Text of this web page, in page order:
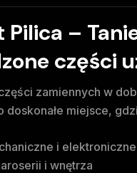
Pilica –
części
zamiennych w
doskonałe miejsce,
i elektroniczne
i wnętrza